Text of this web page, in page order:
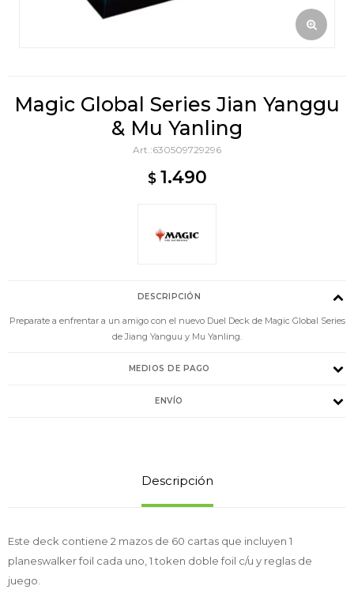
Magic Global Series Jian Yanggu
& Mu Yanling
630509729296
$ 1.490
DESCRIPCIÓN
Preparate a enfrentar a un amigo con el nuevo Duel Deck de Magic Global Series
de Jiang Yanguu y Mu Yanling.
MEDIOS DE PAGO
ENVÍO
Descripción
Este deck contiene 2 mazos de 60 cartas que incluyen 1
planeswalker foil cada uno, 1 token doble foil c/u y reglas de
juego.